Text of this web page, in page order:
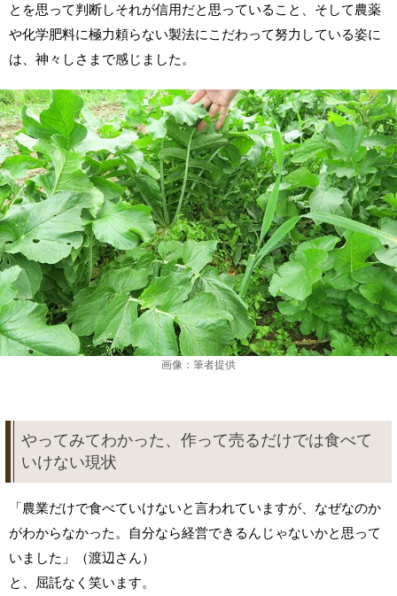
とを思って判断しそれが信用だと思っていること、そして農薬
や化学肥料に極力頼らない製法にこだわって努力している姿に
は、神々しさまで感じました。
画像：筆者提供
やってみてわかった、作って売るだけでは食べて
いけない現状
「農業だけで食べていけないと言われていますが、なぜなのか
がわからなかった。自分なら経営できるんじゃないかと思って
いました」（渡辺さん）
と、屈託なく笑います。